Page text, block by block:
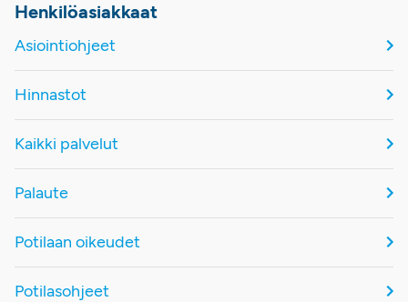
Henkilöasiakkaat
Asiointiohjeet
Hinnastot
Kaikki palvelut
Palaute
Potilaan oikeudet
Potilasohjeet